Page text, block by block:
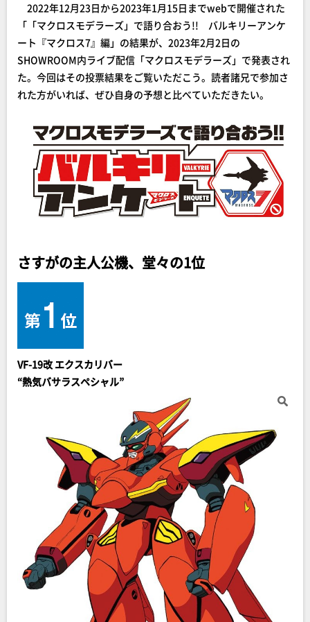
2022年12月23日から2023年1月15日までwebで開催された
「「マクロスモデラーズ」で語り合おう!! バルキリーアンケ
ート『マクロス7』編」の結果が、2023年2月2日の
SHOWROOM内ライブ配信「マクロスモデラーズ」で発表され
た。今回はその投票結果をご覧いただこう。読者諸兄で参加さ
れた方がいれば、ぜひ自身の予想と比べていただきたい。
さすがの主人公機、堂々の1位
VF-19改 エクスカリバー
“熱気バサラスペシャル”